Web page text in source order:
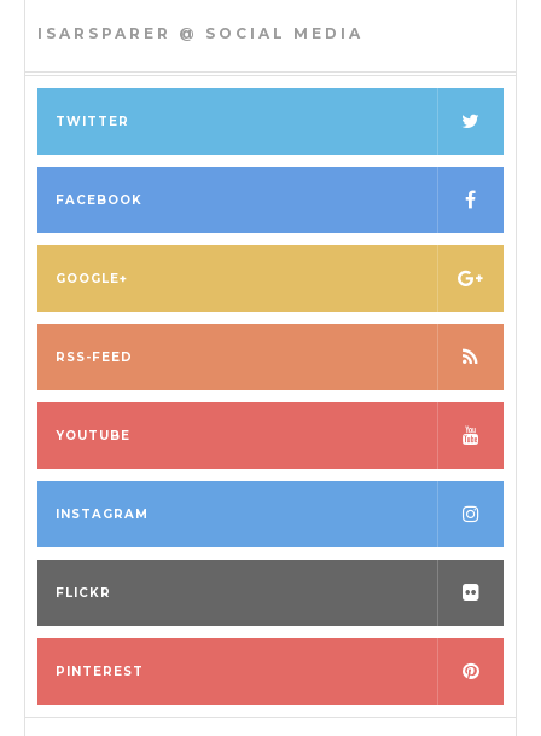
ISARSPARER @ SOCIAL MEDIA
TWITTER
FACEBOOK
GOOGLE+
RSS-FEED
YOUTUBE
INSTAGRAM
FLICKR
PINTEREST